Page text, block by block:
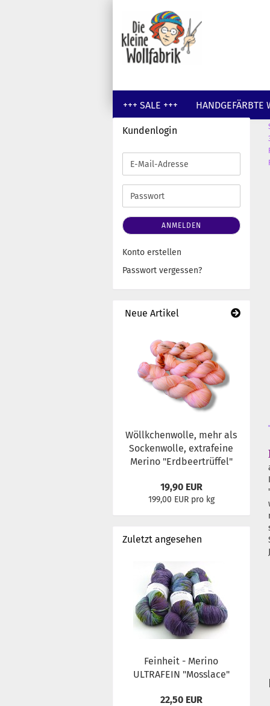
+++ SALE +++ HANDGEFÄRBTE
GUTSCHEINE WOLLE
Kundenlogin
E-
Mail-
Adresse
Passwort
ANMELDEN
Konto erstellen
Passwort vergessen?
Neue Artikel
Wöllkchenwolle, mehr als
Sockenwolle, extrafeine
Merino "Erdbeertrüffel"
19,90 EUR
199,00 EUR pro kg
Zuletzt angesehen
Feinheit - Merino
ULTRAFEIN "Mosslace"
22,50 EUR